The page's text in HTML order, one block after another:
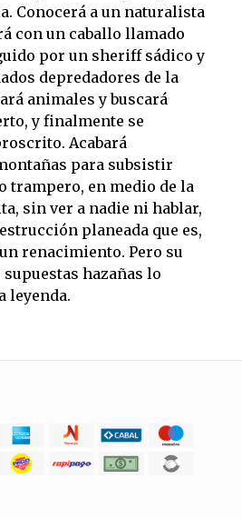
Conocerá a un naturalista
con un caballo llamado
por un sheriff sádico y
depredadores de la
animales y buscará
y finalmente se
Acabará
para subsistir
trampero, en medio de la
sin ver a nadie ni hablar,
planeada que es,
renacimiento. Pero su
hazañas lo
leyenda.